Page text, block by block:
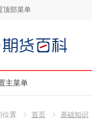
顶部菜单
主菜单
位置 首页 基础知识